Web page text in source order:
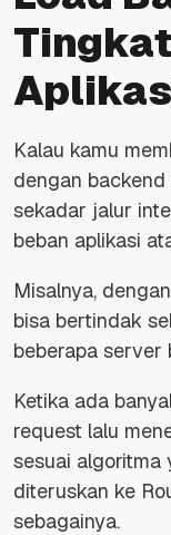
Kalau kamu
dengan
sekadar jalur
beban aplikasi
Misalnya,
bisa bertindak
beberapa server
Ketika ada
request lalu
sesuai algoritma
diteruskan ke
sebagainya.